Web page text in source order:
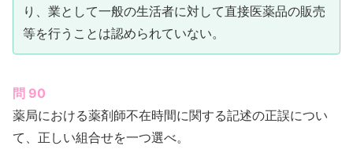
り、業として一般の生活者に対して直接医薬品の販売
等を行うことは認められていない。
問 90
薬局における薬剤師不在時間に関する記述の正誤につい
て、正しい組合せを一つ選べ。